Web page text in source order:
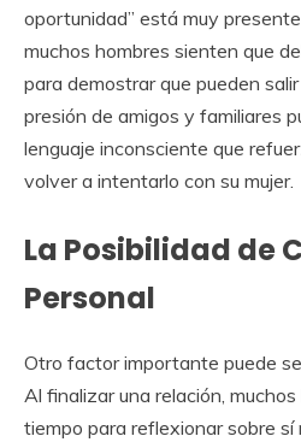
oportunidad” está muy
muchos hombres sienten que
para demostrar que pueden
presión de amigos y familiares
lenguaje inconsciente que
volver a intentarlo con su mujer.
La Posibilidad de
Personal
Otro factor importante puede
Al finalizar una relación,
tiempo para reflexionar sobre sí